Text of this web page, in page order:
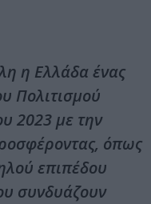
η Ελλάδα ένας
Πολιτισμού
2023 με την
όπως
επιπέδου
συνδυάζουν